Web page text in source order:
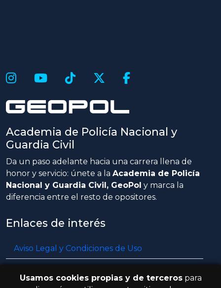
Academia de Policía Nacional y
Guardia Civil
Da un paso adelante hacia una carrera llena de
honor y servicio: únete a la Academia de Policía
Nacional y Guardia Civil, GeoPol y marca la
diferencia entre el resto de opositores.
Enlaces de interés
Aviso Legal y Condiciones de Uso
Usamos cookies propias y de tercerospara